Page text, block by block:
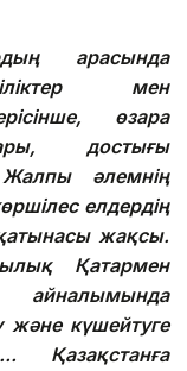
арасында
мен
өзара
достығы
әлемнің
елдердің
жақсы.
Қатармен
айналымында
және күшейтуге
Қазақстанға